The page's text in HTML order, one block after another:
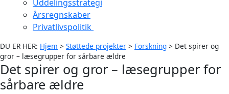
Uddelingsstrategi
Årsregnskaber
Privatlivspolitik
DU ER HER: Hjem > Støttede projekter > Forskning > Det spirer og
gror – læsegrupper for sårbare ældre
Det spirer og gror – læsegrupper for
sårbare ældre